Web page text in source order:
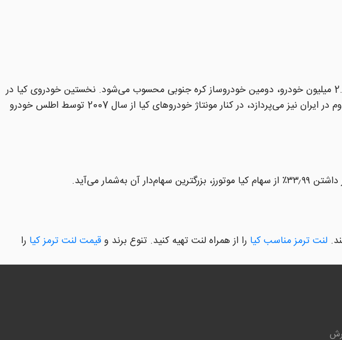
شرکت خودروسازی کره‌ای است، که زیرمجموعه‌ بزرگی از هیوندای محسوب می‌شود. کیا با تولید سالانه بیش از 2.5 میلیون خودرو، دومین خودروساز کره جنوبی محسوب می‌شود. نخستین خودروی کیا در
ایران پراید است که در دهه 70 شمسی به بازار کشورمان وارد شد. سایپا همچنین از سال 1393، به مونتاژ کیا سراتو نسل دوم در ایران نیز می‌پردازد، در کنار مونتاژ خودروهای کیا از سال 2007 توسط اطلس خودرو
لنت ترمز مناسب کیا را از همراه لنت تهیه کنید. تنوع برند وقیمت لنت ترمز کیا را